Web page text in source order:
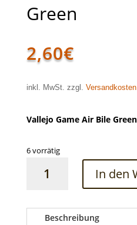
Green
2,60€
inkl. MwSt. zzgl. Versandkosten
Vallejo Game Air Bile Green
6 vorrätig
Game-
Green
In den
Beschreibung